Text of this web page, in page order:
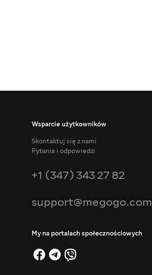
Wsparcie użytkowników
Skontaktuj się z nami
Pytania i odpowiedzi
+1 (347) 343 27 82
support@megogo.com
My na portalach społecznościowych